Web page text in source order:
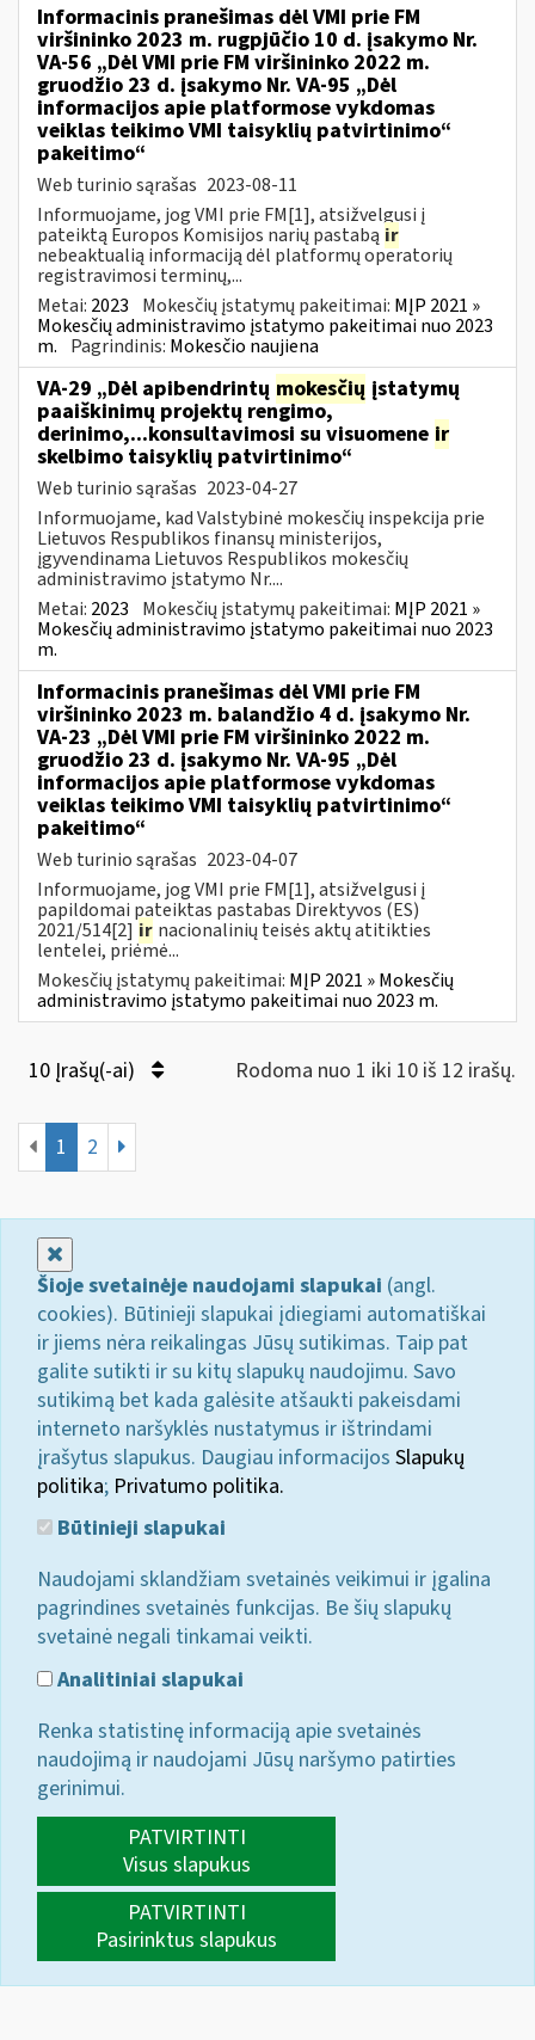
Informacinis pranešimas dėl VMI prie FM
viršininko 2023 m. rugpjūčio 10 d. įsakymo Nr.
VA-56 „Dėl VMI prie FM viršininko 2022 m.
gruodžio 23 d. įsakymo Nr. VA-95 „Dėl
informacijos apie platformose vykdomas
veiklas teikimo VMI taisyklių patvirtinimo“
pakeitimo“
Web turinio sąrašas 2023-08-11
Informuojame, jog VMI prie FM[1], atsižvelgusi į
pateiktą Europos Komisijos narių pastabą ir
nebeaktualią informaciją dėl platformų operatorių
registravimosi terminų,...
Metai: 2023 Mokesčių įstatymų pakeitimai: MĮP 2021 »
Mokesčių administravimo įstatymo pakeitimai nuo 2023
m. Pagrindinis: Mokesčio naujiena
VA-29 „Dėl apibendrintų mokesčių įstatymų
paaiškinimų projektų rengimo,
derinimo,...konsultavimosi su visuomene ir
skelbimo taisyklių patvirtinimo“
Web turinio sąrašas 2023-04-27
Informuojame, kad Valstybinė mokesčių inspekcija prie
Lietuvos Respublikos finansų ministerijos,
įgyvendinama Lietuvos Respublikos mokesčių
administravimo įstatymo Nr....
Metai: 2023 Mokesčių įstatymų pakeitimai: MĮP 2021 »
Mokesčių administravimo įstatymo pakeitimai nuo 2023
m.
Informacinis pranešimas dėl VMI prie FM
viršininko 2023 m. balandžio 4 d. įsakymo Nr.
VA-23 „Dėl VMI prie FM viršininko 2022 m.
gruodžio 23 d. įsakymo Nr. VA-95 „Dėl
informacijos apie platformose vykdomas
veiklas teikimo VMI taisyklių patvirtinimo“
pakeitimo“
Web turinio sąrašas 2023-04-07
Informuojame, jog VMI prie FM[1], atsižvelgusi į
papildomai pateiktas pastabas Direktyvos (ES)
2021/514[2] ir nacionalinių teisės aktų atitikties
lentelei, priėmė...
Mokesčių įstatymų pakeitimai: MĮP 2021 » Mokesčių
administravimo įstatymo pakeitimai nuo 2023 m.
10 Įrašų(-ai) Rodoma nuo 1 iki 10 iš 12 irašų.
1 2
Šioje svetainėje naudojami slapukai (angl.
cookies). Būtinieji slapukai įdiegiami automatiškai
ir jiems nėra reikalingas Jūsų sutikimas. Taip pat
galite sutikti ir su kitų slapukų naudojimu. Savo
sutikimą bet kada galėsite atšaukti pakeisdami
interneto naršyklės nustatymus ir ištrindami
įrašytus slapukus. Daugiau informacijos Slapukų
politika; Privatumo politika.
Būtinieji slapukai
Naudojami sklandžiam svetainės veikimui ir įgalina
pagrindines svetainės funkcijas. Be šių slapukų
svetainė negali tinkamai veikti.
Analitiniai slapukai
Renka statistinę informaciją apie svetainės
naudojimą ir naudojami Jūsų naršymo patirties
gerinimui.
PATVIRTINTI
Visus slapukus
PATVIRTINTI
Pasirinktus slapukus